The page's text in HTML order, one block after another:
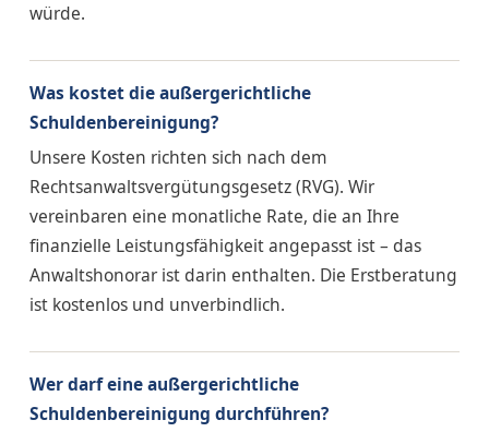
würde.
Was kostet die außergerichtliche
Schuldenbereinigung?
Unsere Kosten richten sich nach dem
Rechtsanwaltsvergütungsgesetz (RVG). Wir
vereinbaren eine monatliche Rate, die an Ihre
finanzielle Leistungsfähigkeit angepasst ist – das
Anwaltshonorar ist darin enthalten. Die Erstberatung
ist kostenlos und unverbindlich.
Wer darf eine außergerichtliche
Schuldenbereinigung durchführen?